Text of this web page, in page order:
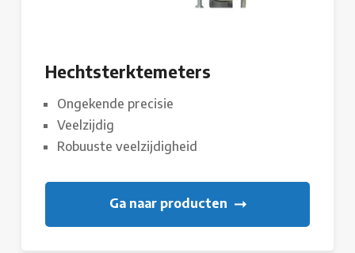
Hechtsterktemeters
Ongekende precisie
Veelzijdig
Robuuste veelzijdigheid
Ga naar producten